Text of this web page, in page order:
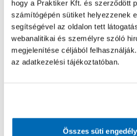
hogy a Praktiker Kft. és szerződött
számítógépén sütiket helyezzenek
segítségével az oldalon tett
webanalitikai és személyre szóló
megjelenítése céljából
az adatkezelési tájékoztatóban.
Összes süti